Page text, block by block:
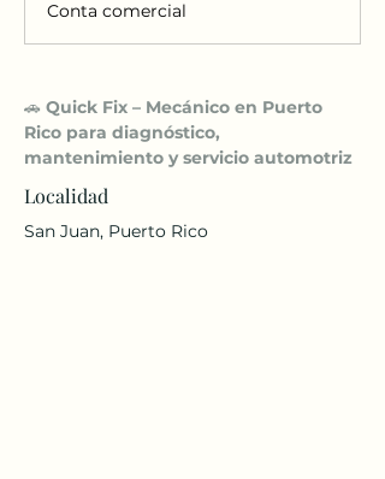
Conta comercial
🚗 Quick Fix – Mecánico en Puerto
Rico para diagnóstico,
mantenimiento y servicio automotriz
Localidad
San Juan, Puerto Rico